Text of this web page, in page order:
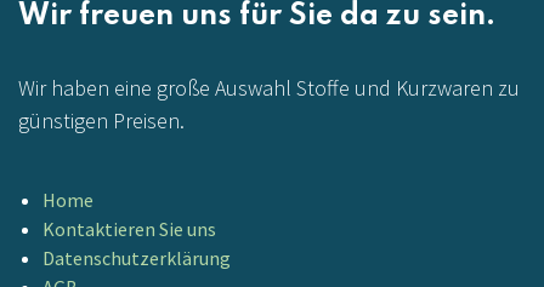
Wir freuen uns für Sie da zu sein.
Wir haben eine große Auswahl Stoffe und Kurzwaren zu
günstigen Preisen.
Home
Kontaktieren Sie uns
Datenschutzerklärung